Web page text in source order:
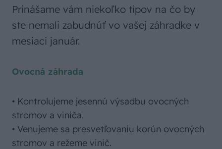
Prinášame vám niekoľko tipov na čo by
ste nemali zabudnúť vo vašej záhradke v
mesiaci január.
Ovocná záhrada
• Kontrolujeme jesennú výsadbu ovocných
stromov a viniča.
• Venujeme sa presvetľovaniu korún ovocných
stromov a režeme vinič.